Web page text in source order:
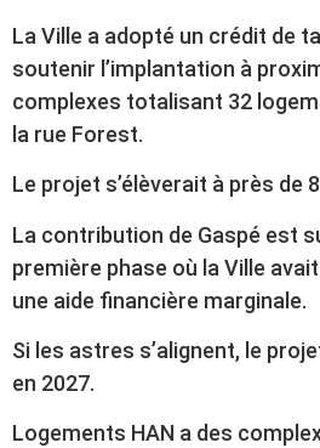
La Ville a adopté un crédit de
soutenir l’implantation à
complexes totalisant 32
la rue Forest.
Le projet s’élèverait à près de
La contribution de Gaspé est
première phase où la Ville
une aide financière marginale.
Si les astres s’alignent, le
en 2027.
Logements HAN a des